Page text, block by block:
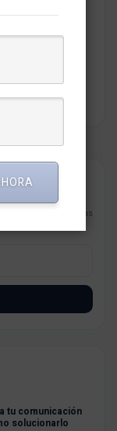
sobre
y negocios
con las noticias
tu comunicación
solucionarlo